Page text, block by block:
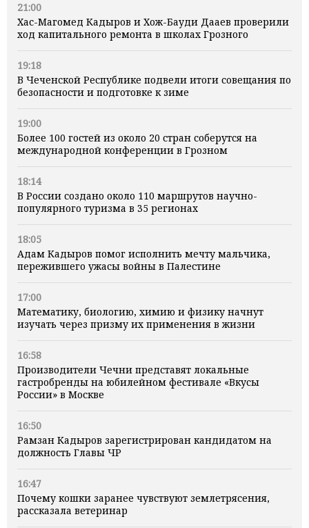
21:00
Хас-Магомед Кадыров и Хож-Бауди Дааев проверили
ход капитального ремонта в школах Грозного
19:18
В Чеченской Республике подвели итоги совещания по
безопасности и подготовке к зиме
19:00
Более 100 гостей из около 20 стран соберутся на
международной конференции в Грозном
18:14
В России создано около 110 маршрутов научно-
популярного туризма в 35 регионах
18:05
Адам Кадыров помог исполнить мечту мальчика,
пережившего ужасы войны в Палестине
17:00
Математику, биологию, химию и физику начнут
изучать через призму их применения в жизни
16:58
Производители Чечни представят локальные
гастробренды на юбилейном фестивале «Вкусы
России» в Москве
16:50
Рамзан Кадыров зарегистрирован кандидатом на
должность Главы ЧР
16:47
Почему кошки заранее чувствуют землетрясения,
рассказала ветеринар